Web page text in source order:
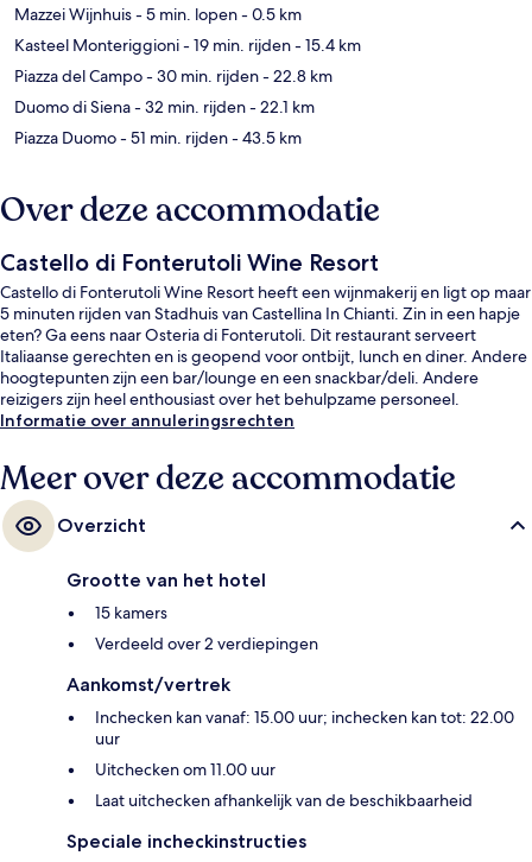
Mazzei Wijnhuis- 5 min. lopen- 0.5 km
Kasteel Monteriggioni- 19 min. rijden- 15.4 km
Piazza del Campo- 30 min. rijden- 22.8 km
Duomo di Siena- 32 min. rijden- 22.1 km
Piazza Duomo- 51 min. rijden- 43.5 km
Over deze accommodatie
Castello di Fonterutoli Wine Resort
Castello di Fonterutoli Wine Resort heeft een wijnmakerij en ligt op maar
5 minuten rijden van Stadhuis van Castellina In Chianti. Zin in een hapje
eten? Ga eens naar Osteria di Fonterutoli. Dit restaurant serveert
Italiaanse gerechten en is geopend voor ontbijt, lunch en diner. Andere
hoogtepunten zijn een bar/lounge en een snackbar/deli. Andere
reizigers zijn heel enthousiast over het behulpzame personeel.
Informatie over annuleringsrechten
Meer over deze accommodatie
Overzicht
Grootte van het hotel
15 kamers
Verdeeld over 2 verdiepingen
Aankomst/vertrek
Inchecken kan vanaf: 15.00 uur; inchecken kan tot: 22.00
uur
Uitchecken om 11.00 uur
Laat uitchecken afhankelijk van de beschikbaarheid
Speciale incheckinstructies